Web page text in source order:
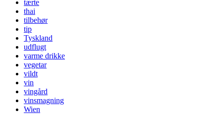
tærte
thai
tilbehør
tip
Tyskland
udflugt
varme drikke
vegetar
vildt
vin
vingård
vinsmagning
Wien